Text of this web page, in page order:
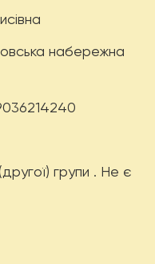
набережна
групи . Не є